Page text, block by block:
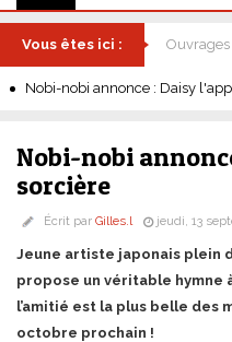
Vous êtes ici : Ouvrages
Nobi-nobi annonce : Daisy
Nobi-nobi
sorcière
Écrit par Gilles.l jeudi, 13
Jeune artiste japonais plein
propose un véritable hymne
l’amitié est la plus belle des
octobre prochain !